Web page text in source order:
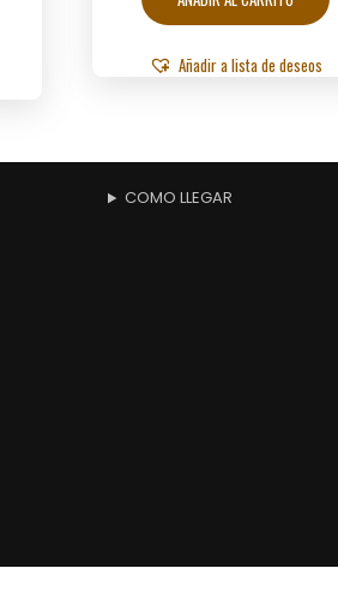
Añadir a lista de deseos
COMO LLEGAR